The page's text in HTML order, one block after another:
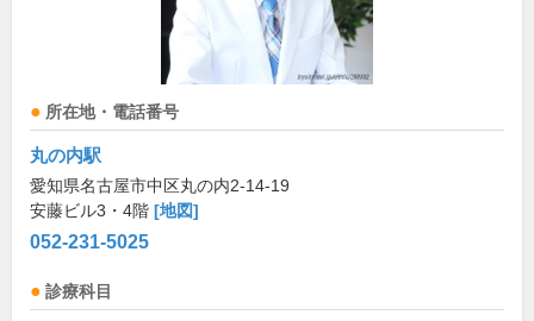
所在地・電話番号
丸の内駅
愛知県名古屋市中区丸の内2-14-19
安藤ビル3・4階 [地図]
052-231-5025
診療科目